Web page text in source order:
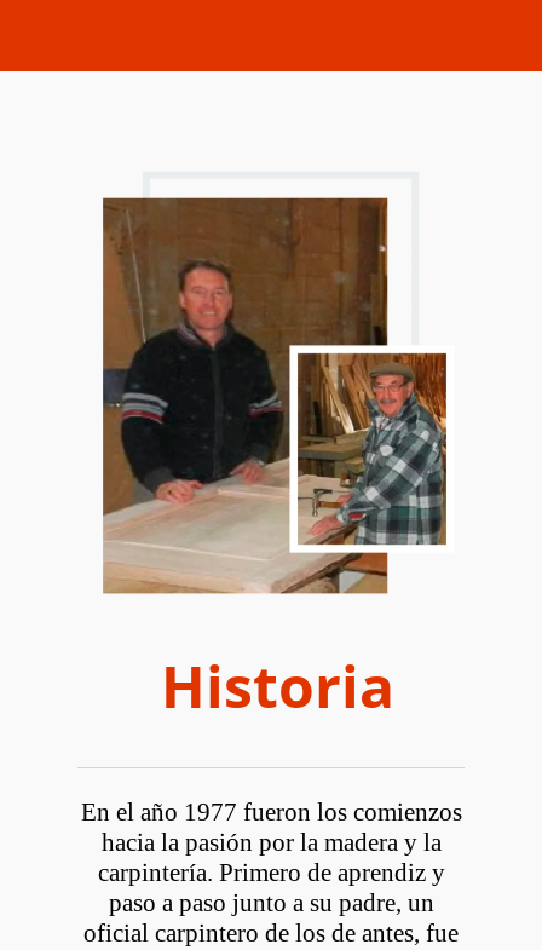
Historia
En el año 1977 fueron los comienzos
hacia la pasión por la madera y la
carpintería. Primero de aprendiz y
paso a paso junto a su padre, un
oficial carpintero de los de antes, fue